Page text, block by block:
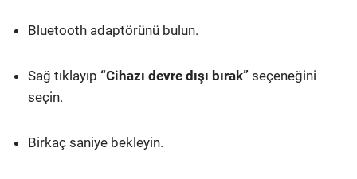
Bluetooth adaptörünü bulun.
Sağ tıklayıp “Cihazı devre dışı bırak” seçeneğini
seçin.
Birkaç saniye bekleyin.